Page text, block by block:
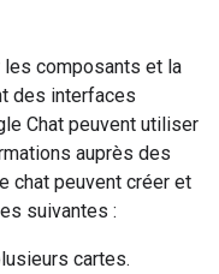
composants et la
des interfaces
Chat peuvent utiliser
auprès des
chat peuvent créer et
suivantes :
cartes.